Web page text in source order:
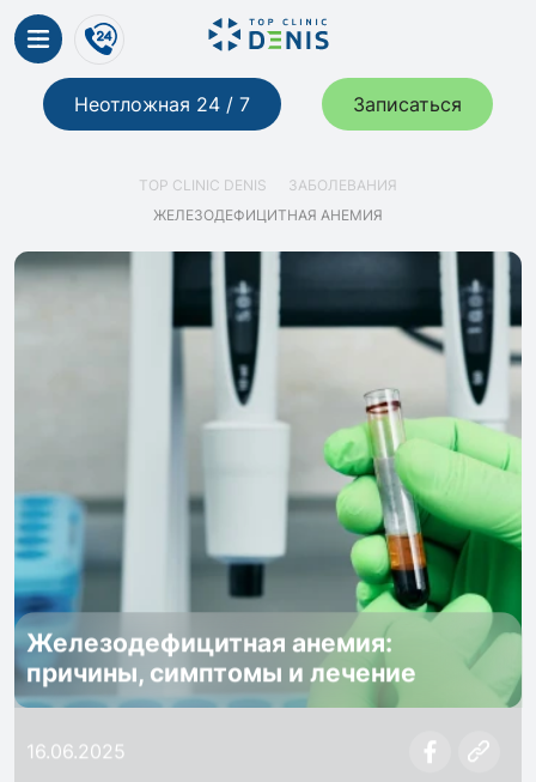
Неотложная 24 / 7 Записаться
TOP CLINIC DENIS
ЗАБОЛЕВАНИЯ
ЖЕЛЕЗОДЕФИЦИТНАЯ АНЕМИЯ
Железодефицитная анемия:
причины, симптомы и лечение
16.06.2025